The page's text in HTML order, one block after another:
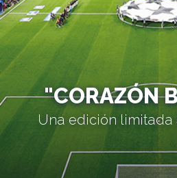
"CORAZÓN
Una edición limitada